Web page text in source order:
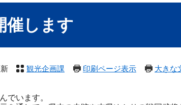
催します
観光企画課 印刷ページ表示 大きな
でいます。